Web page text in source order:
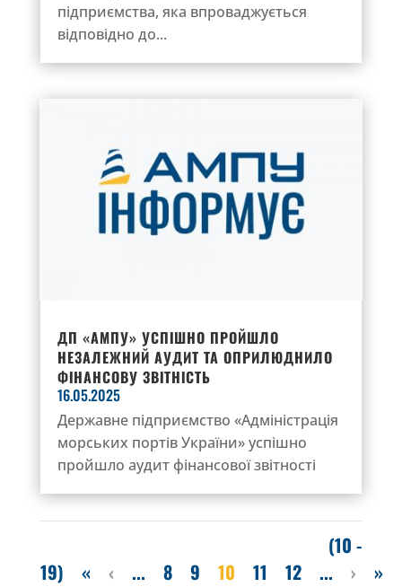
підприємства, яка впроваджується
відповідно до...
ДП «АМПУ» УСПІШНО ПРОЙШЛО
НЕЗАЛЕЖНИЙ АУДИТ ТА ОПРИЛЮДНИЛО
ФІНАНСОВУ ЗВІТНІСТЬ
16.05.2025
Державне підприємство «Адміністрація
морських портів України» успішно
пройшло аудит фінансової звітності
(10 -
19)
« ‹ ... 8 9 10 11 12 ... › »